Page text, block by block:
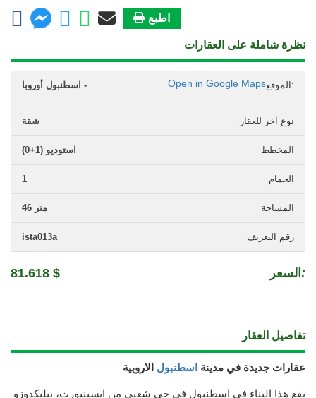
اطبع
نظرة شاملة على العقارات
الموقع: اسطنبول أوروبا - Open in Google Maps
نوع آخر للعقار شقة
المخطط استوديو (1+0)
الحمام 1
المساحة 46 متر
رقم التعريف ista013a
السعر :
81.618 $
تفاصيل العقار
عقارات جديدة في مدينة اسطنبول الاروبية
يقع هذا البناء في اسطنبول في حي شعبي من ايسينيورت، بيليكدوزو